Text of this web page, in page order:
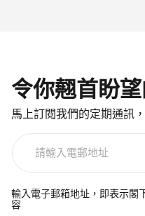
令你翹首盼
馬上訂閱我們的定期通訊
電
郵
輸入電子郵箱地址，即表示閣
容